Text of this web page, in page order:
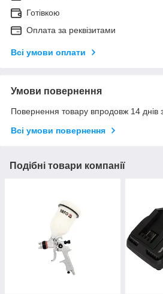
Готівкою
Оплата за реквізитами
Всі умови оплати
Умови повернення
Повернення товару впродовж 14 днів
Всі умови повернення
Подібні товари компанії